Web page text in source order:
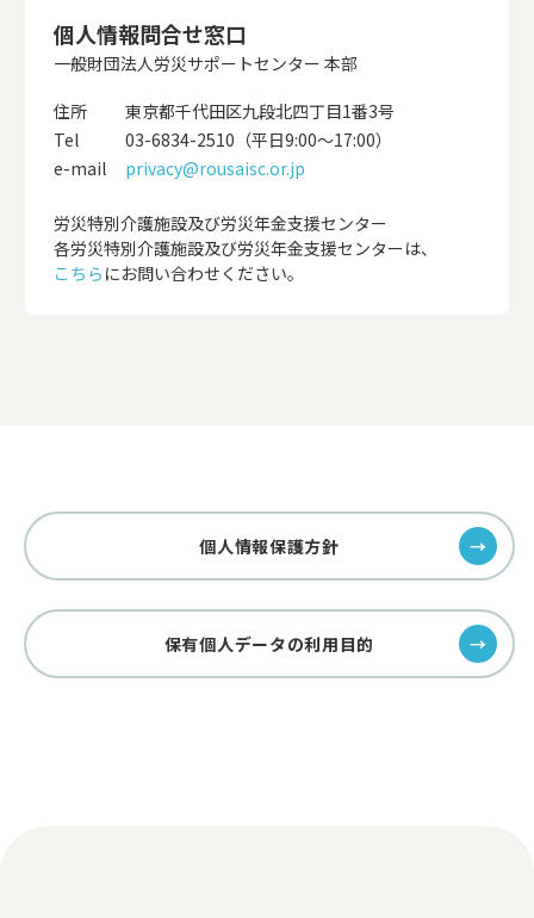
個人情報問合せ窓口
一般財団法人労災サポートセンター 本部
住所
東京都千代田区九段北四丁目1番3号
Tel
03-6834-2510（平日9:00～17:00）
e-mail
privacy@rousaisc.or.jp
労災特別介護施設及び労災年金支援センター
各労災特別介護施設及び労災年金支援センターは、
こちら にお問い合わせください。
個人情報保護方針
保有個人データの利用目的